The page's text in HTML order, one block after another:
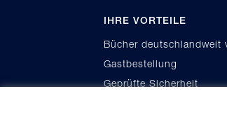
IHRE VORTEILE
Bücher deutschlandweit
Gastbestellung
Geprüfte Sicherheit